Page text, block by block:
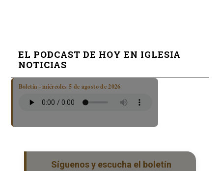
EL PODCAST DE HOY EN IGLESIA
NOTICIAS
Boletín · miércoles 5 de agosto de 2026
Síguenos y escucha el boletín